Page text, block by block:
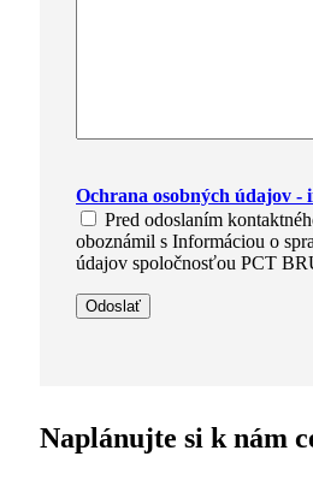
leave
this
field
empty.
Ochrana osobných údajov -
Pred odoslaním
oboznámil s Informáciou o
údajov spoločnosťou PCT
Naplánujte si k nám